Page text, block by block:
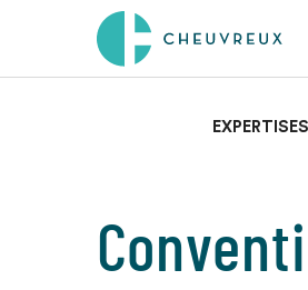
EXPERTISES